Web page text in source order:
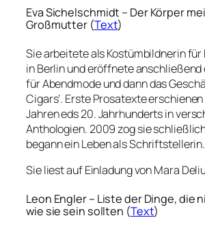
Eva Sichelschmidt – Der Körper
Großmutter (Text)
Sie arbeitete als Kostümbildnerin für
in Berlin und eröffnete
für Abendmode und dann das
Cigars‘. Erste Prosatexte
Jahren eds 20. Jahrhunderts in
Anthologien. 2009 zog sie
begann ein Leben als Schriftstellerin.
Sie liest auf Einladung von Mara
Leon Engler – Liste der Dinge, die
wie sie sein sollten (Text)